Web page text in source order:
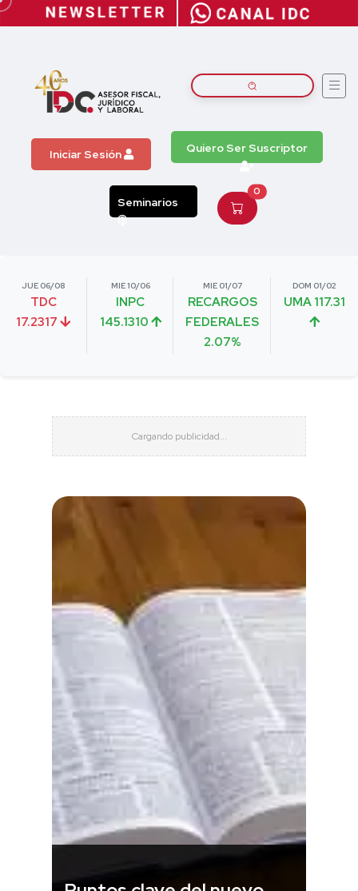
Iniciar Sesión Quiero Ser Suscriptor
Seminarios
0
JUE 06/08
TDC
17.2317
MIE 10/06
INPC
145.1310
MIE 01/07
RECARGOS
FEDERALES
2.07%
DOM 01/02
UMA 117.31